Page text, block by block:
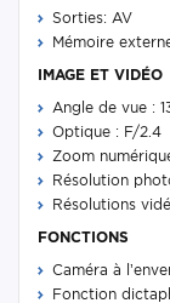
Sorties: AV
Mémoire
IMAGE ET VIDÉO
Angle de vue :
Optique : F/2.4
Zoom
Résolution
Résolutions
FONCTIONS
Caméra à
Fonction